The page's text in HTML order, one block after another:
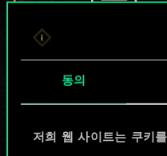
동의
저희 웹 사이트는 쿠키
무
가능성
있